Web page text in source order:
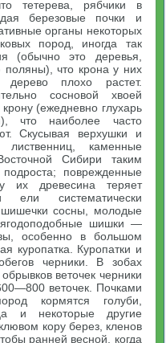
тетерева, рябчики в
березовые почки и
органы некоторых
пород, иногда так
(обычно это деревья,
что крона у них
дерево плохо растет.
сосновой хвоей
(ежедневно глухарь
что наиболее часто
Скусывая верхушки и
каменные
Сибири таким
поврежденные
их древесина теряет
ели систематически
сосны, молодые
шишки —
особенно в большом
куропатка. Куропатки и
черники. В зобах
веточек черники
веточек. Почками
кормятся голуби,
и некоторые другие
кору берез, кленов
ранней весной, когда